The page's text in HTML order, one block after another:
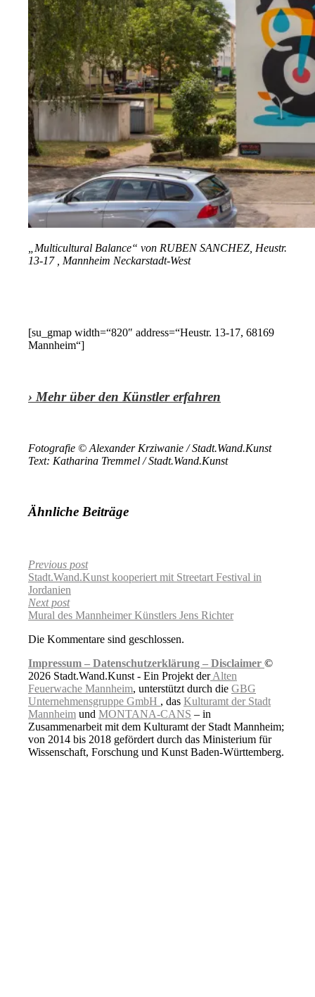
„Multicultural Balance“ von RUBEN SANCHEZ, Heustr.
13-17 , Mannheim Neckarstadt-West
[su_gmap width=“820″ address=“Heustr. 13-17, 68169
Mannheim“]
› Mehr über den Künstler erfahren
Fotografie © Alexander Krziwanie / Stadt.Wand.Kunst
Text: Katharina Tremmel / Stadt.Wand.Kunst
Ähnliche Beiträge
Previous post
Stadt.Wand.Kunst kooperiert mit Streetart Festival in
Jordanien
Next post
Mural des Mannheimer Künstlers Jens Richter
Die Kommentare sind geschlossen.
Impressum – Datenschutzerklärung – Disclaimer ©
2026 Stadt.Wand.Kunst - Ein Projekt derAlten
Feuerwache Mannheim, unterstützt durch die GBG
Unternehmensgruppe GmbH , das Kulturamt der Stadt
Mannheim und MONTANA-CANS – in
Zusammenarbeit mit dem Kulturamt der Stadt Mannheim;
von 2014 bis 2018 gefördert durch das Ministerium für
Wissenschaft, Forschung und Kunst Baden-Württemberg.